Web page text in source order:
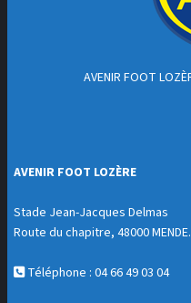
AVENIR FOOT
AVENIR FOOT LOZÈRE
Stade Jean-Jacques Delmas
Route du chapitre, 48000 MENDE.
Téléphone : 04 66 49 03 04